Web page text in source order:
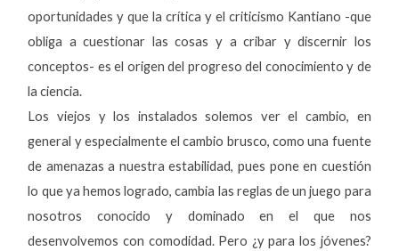
oportunidades y que la crítica y el criticismo Kantiano -que
obliga a cuestionar las cosas y a cribar y discernir los
conceptos- es el origen del progreso del conocimiento y de
la ciencia.
Los viejos y los instalados solemos ver el cambio, en
general y especialmente el cambio brusco, como una fuente
de amenazas a nuestra estabilidad, pues pone en cuestión
lo que ya hemos logrado, cambia las reglas de un juego para
nosotros conocido y dominado en el que nos
desenvolvemos con comodidad. Pero ¿y para los jóvenes?